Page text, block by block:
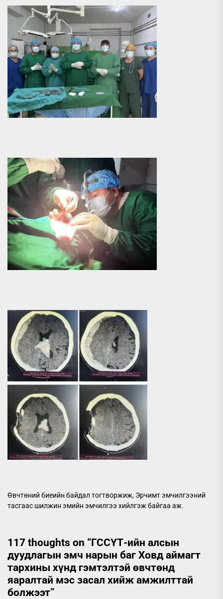
Өвчтөний биеийн байдал тогтворжиж, Эрчимт эмчилгээний
тасгаас шилжин эмийн эмчилгээ хийлгэж байгаа аж.
117 thoughts on “ГССҮТ-ийн алсын
дуудлагын эмч нарын баг Ховд аймагт
тархины хүнд гэмтэлтэй өвчтөнд
яаралтай мэс засал хийж амжилттай
болжээт”